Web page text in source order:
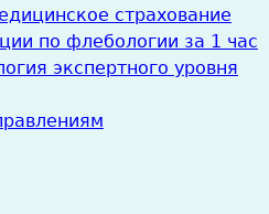
страхование
по флебологии за 1 час
экспертного уровня